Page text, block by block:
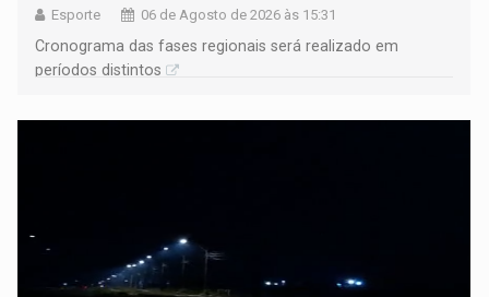
Esporte 06 de Agosto de 2026 às 15:31
Cronograma das fases regionais será realizado em
períodos distintos